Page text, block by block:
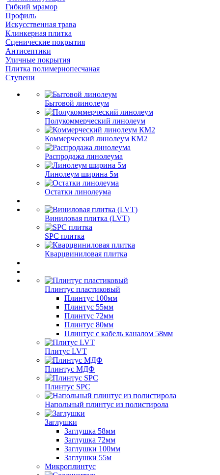
Гибкий мрамор
Профиль
Искусственная трава
Клинкерная плитка
Сценические покрытия
Антисептики
Уличные покрытия
Плитка полимернопесчаная
Ступени
Бытовой линолеум
Полукоммерческий линолеум
Коммерческий линолеум КМ2
Распродажа линолеума
Линолеум ширина 5м
Остатки линолеума
Виниловая плитка (LVT)
SPC плитка
Кварцвиниловая плитка
Плинтус пластиковый
Плинтус 100мм
Плинтус 55мм
Плинтус 72мм
Плинтус 80мм
Плинтус с кабель каналом 58мм
Плитус LVT
Плинтус МДФ
Плинтус SPC
Напольный плинтус из полистирола
Заглушки
Заглушка 58мм
Заглушка 72мм
Заглушки 100мм
Заглушки 55м
Микроплинтус